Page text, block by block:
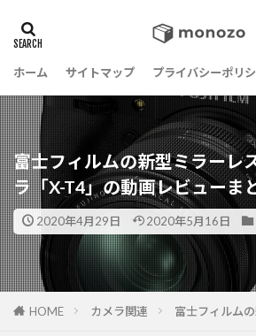
ホーム サイトマップ プライバシーポリ
富士フィルムの新型ミラーレ
ラ「X-T4」の動画レビューま
2020年4月29日 2020年5月16日
HOME カメラ関連 富士フィルム